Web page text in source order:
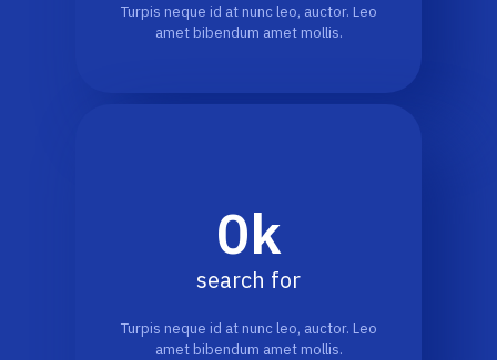
Turpis neque id at nunc leo, auctor. Leo
amet bibendum amet mollis.
search for
0k
Turpis neque id at nunc leo, auctor. Leo
amet bibendum amet mollis.